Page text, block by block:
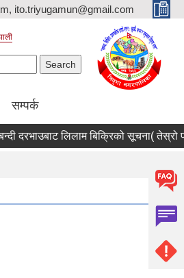
ito.triyugamun@gmail.com
सम्पर्क
दरभाउबाट लिलाम बिक्रिको सूचना( तेस्रो